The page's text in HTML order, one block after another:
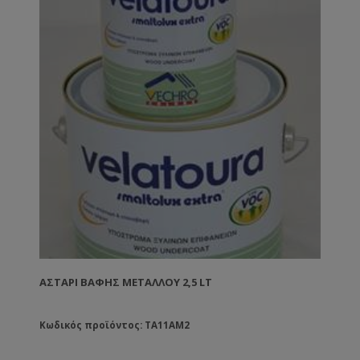
ΑΣΤΆΡΙ ΒΑΦΉΣ ΜΕΤΆΛΛΟΥ 2,5 LT
Κωδικός προϊόντος: TA11AM2